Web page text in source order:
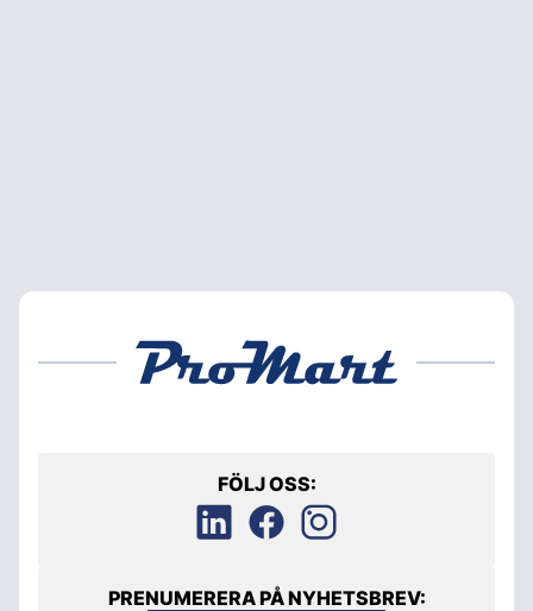
FÖLJ OSS:
PRENUMERERA PÅ NYHETSBREV: